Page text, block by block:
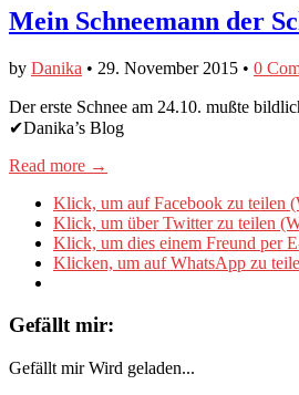
Mein Schneemann der
by Danika • 29. November 2015 • 0
Der erste Schnee am 24.10. mußte
✔Danika’s Blog
Read more →
Klick, um auf Facebook zu teilen
Klick, um über Twitter zu teilen
Klick, um dies einem Freund per
Klicken, um auf WhatsApp zu
Gefällt mir:
Gefällt mir Wird geladen...